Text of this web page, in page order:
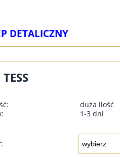
DETALICZNY
duża ilość
1-3 dni